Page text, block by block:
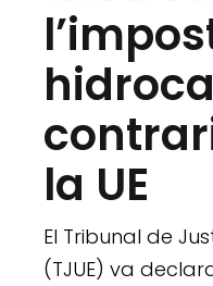
la UE
El Tribunal de
(TJUE) va